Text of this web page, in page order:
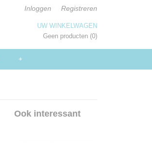
Inloggen Registreren
UW WINKELWAGEN
Geen producten (0)
+
Ook interessant